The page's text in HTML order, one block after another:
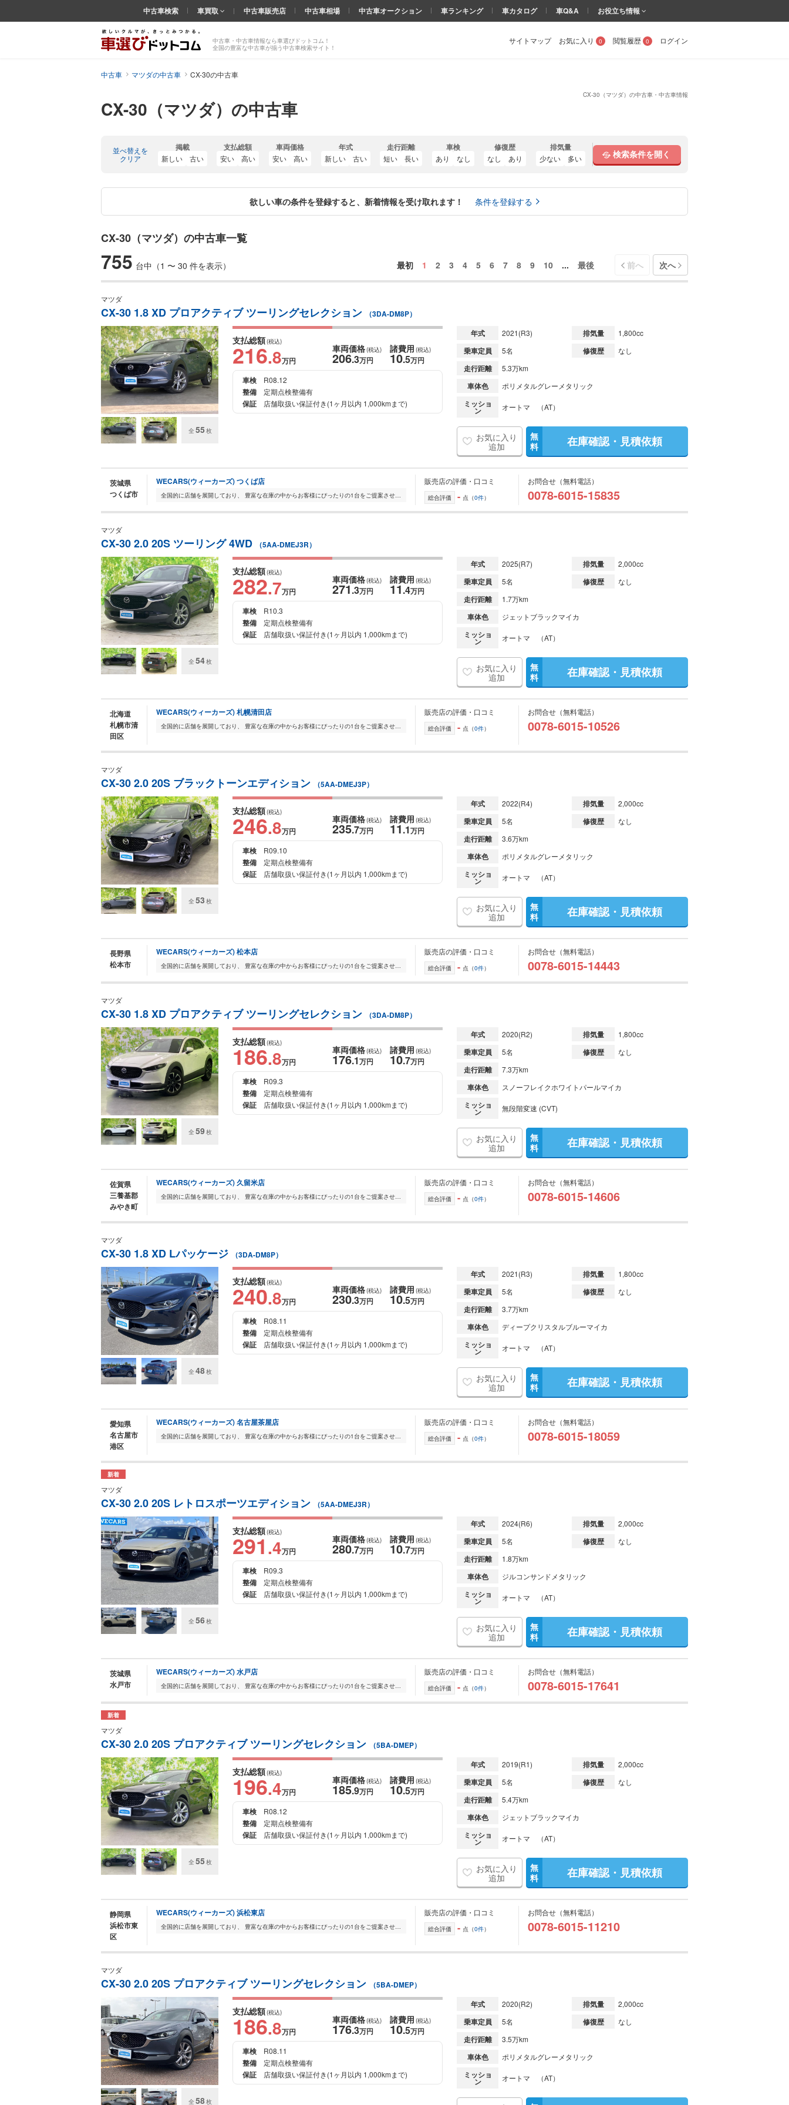
CX-30（マツダ）の中古車・中古車情報
CX-30（マツダ）の中古車
中古車・中古車情報なら車選びドットコム！
全国の豊富な中古車が揃う中古車検索サイト！
サイトマップ お気に入り 0 閲覧履歴 0 ログイン
中古車検索 車買取 中古車販売店 中古車相場 中古車オークション 車ランキング 車カタログ 車Q&A お役立ち情報
中古車 マツダの中古車 CX-30の中古車
並べ替えを
クリア
掲載
新しい 古い
支払総額
安い 高い
車両価格
安い 高い
年式
新しい 古い
走行距離
短い 長い
車検
あり なし
修復歴
なし あり
排気量
少ない 多い 検索条件を開く
欲しい車の条件を登録すると、新着情報を受け取れます！ 条件を登録する
CX-30（マツダ）の中古車一覧
755 台中（1 〜 30 件を表示） 最初 1 2 3 4 5 6 7 8 9 10 ... 最後 前へ 次へ
マツダ
CX-30 1.8 XD プロアクティブ ツーリングセレクション （3DA-DM8P）
全 55枚
支払総額(税込)
216.8万円
車両価格(税込)
206.3万円
諸費用 (税込)
10.5万円
車検
R08.12
整備 定期点検整備有
保証 店舗取扱い保証付き(1ヶ月以内 1,000kmまで)
年式 2021(R3) 排気量 1,800cc
乗車定員 5名 修復歴 なし
走行距離 5.3万km
車体色 ポリメタルグレーメタリック
ミッショ
ン オートマ （AT）
お気に入り
追加
無
料
在庫確認・見積依頼
茨城県
つくば市
WECARS(ウィーカーズ) つくば店
全国的に店舗を展開しており、 豊富な在庫の中からお客様にぴったりの1台をご提案させていただきます。 国産車から輸入車まで幅広く取り扱っており、 登録済未使用車や...
販売店の評価・口コミ
総合評価 - 点（0件）
お問合せ（無料電話）
0078-6015-15835
マツダ
CX-30 2.0 20S ツーリング 4WD （5AA-DMEJ3R）
全 54枚
支払総額(税込)
282.7万円
車両価格(税込)
271.3万円
諸費用 (税込)
11.4万円
車検
R10.3
整備 定期点検整備有
保証 店舗取扱い保証付き(1ヶ月以内 1,000kmまで)
年式 2025(R7) 排気量 2,000cc
乗車定員 5名 修復歴 なし
走行距離 1.7万km
車体色 ジェットブラックマイカ
ミッショ
ン オートマ （AT）
お気に入り
追加
無
料
在庫確認・見積依頼
北海道
札幌市清
田区
WECARS(ウィーカーズ) 札幌清田店
全国的に店舗を展開しており、 豊富な在庫の中からお客様にぴったりの1台をご提案させていただきます。 国産車から輸入車まで幅広く取り扱っており、 登録済未使用車や...
販売店の評価・口コミ
総合評価 - 点（0件）
お問合せ（無料電話）
0078-6015-10526
マツダ
CX-30 2.0 20S ブラックトーンエディション （5AA-DMEJ3P）
全 53 枚
支払総額(税込)
246.8万円
車両価格(税込)
235.7万円
諸費用 (税込)
11.1万円
車検
R09.10
整備 定期点検整備有
保証 店舗取扱い保証付き(1ヶ月以内 1,000kmまで)
年式 2022(R4) 排気量 2,000cc
乗車定員 5名 修復歴 なし
走行距離 3.6万km
車体色 ポリメタルグレーメタリック
ミッショ
ン オートマ （AT）
お気に入り
追加
無
料
在庫確認・見積依頼
長野県
松本市
WECARS(ウィーカーズ) 松本店
全国的に店舗を展開しており、 豊富な在庫の中からお客様にぴったりの1台をご提案させていただきます。 国産車から輸入車まで幅広く取り扱っており、 登録済未使用車や...
販売店の評価・口コミ
総合評価 - 点（0件）
お問合せ（無料電話）
0078-6015-14443
マツダ
CX-30 1.8 XD プロアクティブ ツーリングセレクション （3DA-DM8P）
全 59枚
支払総額(税込)
186.8万円
車両価格(税込)
176.1万円
諸費用 (税込)
10.7万円
車検
R09.3
整備 定期点検整備有
保証 店舗取扱い保証付き(1ヶ月以内 1,000kmまで)
年式 2020(R2) 排気量 1,800cc
乗車定員 5名 修復歴 なし
走行距離 7.3万km
車体色 スノーフレイクホワイトパールマイカ
ミッショ
ン 無段階変速 (CVT)
お気に入り
追加
無
料
在庫確認・見積依頼
佐賀県
三養基郡
みやき町
WECARS(ウィーカーズ) 久留米店
全国的に店舗を展開しており、 豊富な在庫の中からお客様にぴったりの1台をご提案させていただきます。 国産車から輸入車まで幅広く取り扱っており、 登録済未使用車や...
販売店の評価・口コミ
総合評価 - 点（0件）
お問合せ（無料電話）
0078-6015-14606
マツダ
CX-30 1.8 XD Lパッケージ （3DA-DM8P）
全 48枚
支払総額(税込)
240.8万円
車両価格(税込)
230.3万円
諸費用 (税込)
10.5万円
車検
R08.11
整備 定期点検整備有
保証 店舗取扱い保証付き(1ヶ月以内 1,000kmまで)
年式 2021(R3) 排気量 1,800cc
乗車定員 5名 修復歴 なし
走行距離 3.7万km
車体色 ディープクリスタルブルーマイカ
ミッショ
ン オートマ （AT）
お気に入り
追加
無
料
在庫確認・見積依頼
愛知県
名古屋市
港区
WECARS(ウィーカーズ) 名古屋茶屋店
全国的に店舗を展開しており、 豊富な在庫の中からお客様にぴったりの1台をご提案させていただきます。 国産車から輸入車まで幅広く取り扱っており、 登録済未使用車や...
販売店の評価・口コミ
総合評価 - 点（0件）
お問合せ（無料電話）
0078-6015-18059
新着
マツダ
CX-30 2.0 20S レトロスポーツエディション （5AA-DMEJ3R）
全 56枚
支払総額(税込)
291.4万円
車両価格(税込)
280.7万円
諸費用 (税込)
10.7万円
車検
R09.3
整備 定期点検整備有
保証 店舗取扱い保証付き(1ヶ月以内 1,000kmまで)
年式 2024(R6) 排気量 2,000cc
乗車定員 5名 修復歴 なし
走行距離 1.8万km
車体色 ジルコンサンドメタリック
ミッショ
ン オートマ （AT）
お気に入り
追加
無
料
在庫確認・見積依頼
茨城県
水戸市
WECARS(ウィーカーズ) 水戸店
全国的に店舗を展開しており、 豊富な在庫の中からお客様にぴったりの1台をご提案させていただきます。 国産車から輸入車まで幅広く取り扱っており、 登録済未使用車や...
販売店の評価・口コミ
総合評価 - 点（0件）
お問合せ（無料電話）
0078-6015-17641
新着
マツダ
CX-30 2.0 20S プロアクティブ ツーリングセレクション （5BA-DMEP）
全 55枚
支払総額(税込)
196.4万円
車両価格(税込)
185.9万円
諸費用 (税込)
10.5万円
車検
R08.12
整備 定期点検整備有
保証 店舗取扱い保証付き(1ヶ月以内 1,000kmまで)
年式 2019(R1) 排気量 2,000cc
乗車定員 5名 修復歴 なし
走行距離 5.4万km
車体色 ジェットブラックマイカ
ミッショ
ン オートマ （AT）
お気に入り
追加
無
料
在庫確認・見積依頼
静岡県
浜松市東
区
WECARS(ウィーカーズ) 浜松東店
全国的に店舗を展開しており、 豊富な在庫の中からお客様にぴったりの1台をご提案させていただきます。 国産車から輸入車まで幅広く取り扱っており、 登録済未使用車や...
販売店の評価・口コミ
総合評価 - 点（0件）
お問合せ（無料電話）
0078-6015-11210
マツダ
CX-30 2.0 20S プロアクティブ ツーリングセレクション （5BA-DMEP）
全 58枚
支払総額(税込)
186.8万円
車両価格(税込)
176.3万円
諸費用 (税込)
10.5万円
車検
R08.11
整備 定期点検整備有
保証 店舗取扱い保証付き(1ヶ月以内 1,000kmまで)
年式 2020(R2) 排気量 2,000cc
乗車定員 5名 修復歴 なし
走行距離 3.5万km
車体色 ポリメタルグレーメタリック
ミッショ
ン オートマ （AT）